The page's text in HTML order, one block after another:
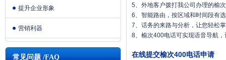
提升企业形象
营销利器
常见问题 /FAQ
5、外地客户拨打我公司办理的榆
6、智能路由，按区域和时间段有
7、话务的来路与分析，让您轻松
8、榆次400电话可实现语音导航
在线提交榆次400电话申请